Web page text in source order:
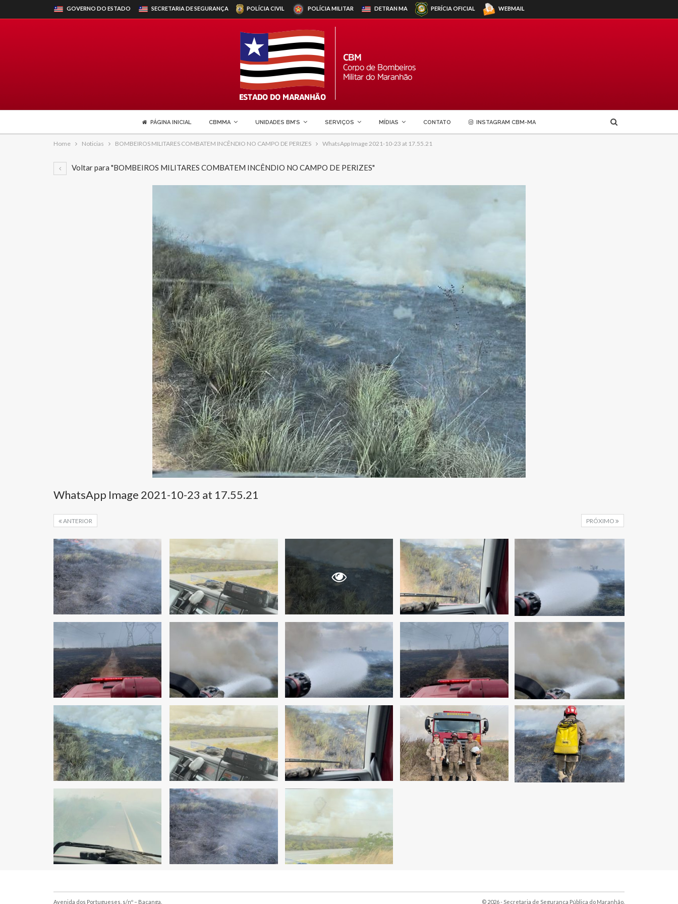
GOVERNO DO ESTADO SECRETARIA DE SEGURANÇA POLÍCIA CIVIL POLÍCIA MILITAR DETRANMA PERÍCIA OFICIAL WEBMAIL
PÁGINA INICIAL CBMMA UNIDADES BM’S SERVIÇOS MÍDIAS CONTATO INSTAGRAM CBM-MA
Home Noticias BOMBEIROS MILITARES COMBATEM INCÊNDIO NO CAMPO DE PERIZES WhatsApp Image 2021-10-23 at 17.55.21
Voltar para "BOMBEIROS MILITARES COMBATEM INCÊNDIO NO CAMPO DE PERIZES"
WhatsApp Image 2021-10-23 at 17.55.21
PRÓXIMO
ANTERIOR
Avenida dos Portugueses, s/nº – Bacanga. © 2026 - Secretaria de Segurança Pública do Maranhão.